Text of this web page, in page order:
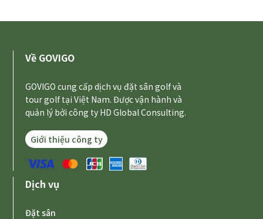
Về GOVIGO
GOVIGO cung cấp dịch vụ đặt sân golf và
tour golf tại Việt Nam. Được vận hành và
quản lý bởi công ty HD Global Consulting.
Giới thiệu công ty
Dịch vụ
Đặt sân